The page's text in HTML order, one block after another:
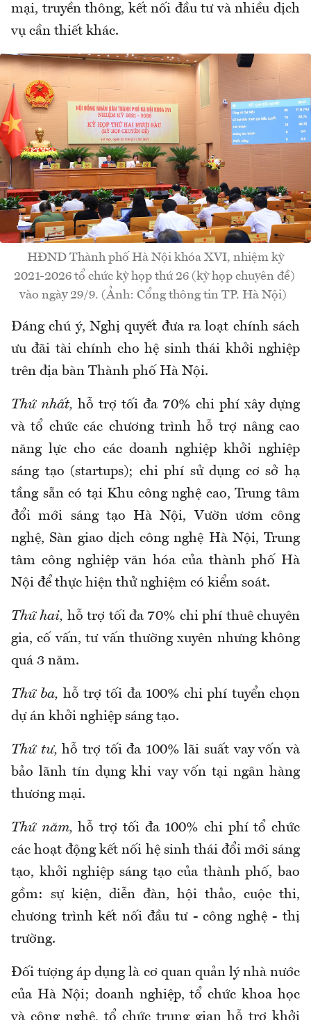
mại, truyền thông, kết nối đầu tư và nhiều dịch
vụ cần thiết khác.
HĐND Thành phố Hà Nội khóa XVI, nhiệm kỳ
2021-2026 tổ chức kỳ họp thứ 26 (kỳ họp chuyên đề)
vào ngày 29/9. (Ảnh: Cổng thông tin TP. Hà Nội)
Đáng chú ý, Nghị quyết đưa ra loạt chính sách
ưu đãi tài chính cho hệ sinh thái khởi nghiệp
trên địa bàn Thành phố Hà Nội.
Thứ nhất, hỗ trợ tối đa 70% chi phí xây dựng
và tổ chức các chương trình hỗ trợ nâng cao
năng lực cho các doanh nghiệp khởi nghiệp
sáng tạo (startups); chi phí sử dụng cơ sở hạ
tầng sẵn có tại Khu công nghệ cao, Trung tâm
đổi mới sáng tạo Hà Nội, Vườn ươm công
nghệ, Sàn giao dịch công nghệ Hà Nội, Trung
tâm công nghiệp văn hóa của thành phố Hà
Nội để thực hiện thử nghiệm có kiểm soát.
Thứ hai, hỗ trợ tối đa 70% chi phí thuê chuyên
gia, cố vấn, tư vấn thường xuyên nhưng không
quá 3 năm.
Thứ ba, hỗ trợ tối đa 100% chi phí tuyển chọn
dự án khởi nghiệp sáng tạo.
Thứ tư, hỗ trợ tối đa 100% lãi suất vay vốn và
bảo lãnh tín dụng khi vay vốn tại ngân hàng
thương mại.
Thứ năm, hỗ trợ tối đa 100% chi phí tổ chức
các hoạt động kết nối hệ sinh thái đổi mới sáng
tạo, khởi nghiệp sáng tạo của thành phố, bao
gồm: sự kiện, diễn đàn, hội thảo, cuộc thi,
chương trình kết nối đầu tư - công nghệ - thị
trường.
Đối tượng áp dụng là cơ quan quản lý nhà nước
của Hà Nội; doanh nghiệp, tổ chức khoa học
và công nghệ, tổ chức trung gian hỗ trợ khởi